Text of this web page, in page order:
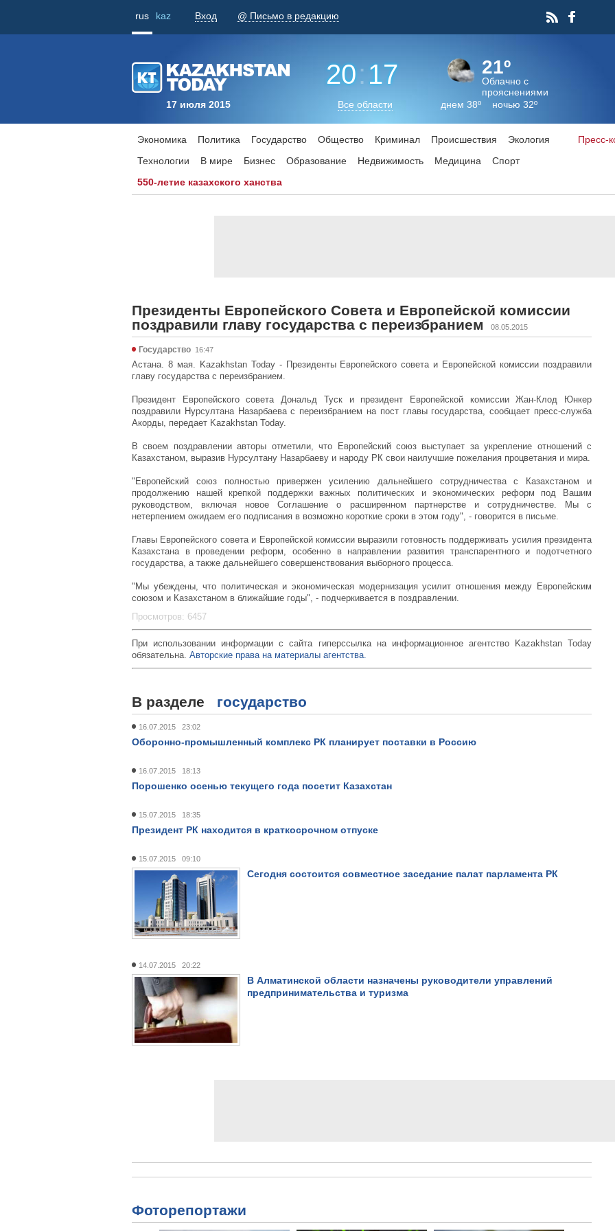
rus kaz Вход @ Письмо в редакцию
17 июля 2015
20: 17
Все области
21º
Облачно с
прояснениями
днем 38º ночью 32º
Экономика Политика Государство Общество Криминал Происшествия
Экология
Технологии
В мире Бизнес Образование Недвижимость Медицина
Спорт
550-летие казахского ханства
Пресс-
Президенты Европейского Совета и Европейской комиссии
поздравили главу государства с переизбранием
08.05.2015
Государство 16:47
Астана. 8 мая. Kazakhstan Today - Президенты Европейского совета и Европейской комиссии поздравили
главу государства с переизбранием.
Президент Европейского совета Дональд Туск и президент Европейской комиссии Жан-Клод Юнкер
поздравили Нурсултана Назарбаева с переизбранием на пост главы государства, сообщает пресс-служба
Акорды, передает Kazakhstan Today.
В своем поздравлении авторы отметили, что Европейский союз выступает за укрепление отношений с
Казахстаном, выразив Нурсултану Назарбаеву и народу РК свои наилучшие пожелания процветания и мира.
"Европейский союз полностью привержен усилению дальнейшего сотрудничества с Казахстаном и
продолжению нашей крепкой поддержки важных политических и экономических реформ под Вашим
руководством, включая новое Соглашение о расширенном партнерстве и сотрудничестве. Мы с
нетерпением ожидаем его подписания в возможно короткие сроки в этом году", - говорится в письме.
Главы Европейского совета и Европейской комиссии выразили готовность поддерживать усилия президента
Казахстана в проведении реформ, особенно в направлении развития транспарентного и подотчетного
государства, а также дальнейшего совершенствования выборного процесса.
"Мы убеждены, что политическая и экономическая модернизация усилит отношения между Европейским
союзом и Казахстаном в ближайшие годы", - подчеркивается в поздравлении.
Просмотров: 6457
При использовании информации с сайта гиперссылка на информационное агентство Kazakhstan Today
обязательна. Авторские права на материалы агентства.
В разделе государство
16.07.2015 23:02
Оборонно-промышленный комплекс РК планирует поставки в Россию
16.07.2015 18:13
Порошенко осенью текущего года посетит Казахстан
15.07.2015 18:35
Президент РК находится в краткосрочном отпуске
15.07.2015 09:10
Сегодня состоится совместное заседание палат парламента РК
14.07.2015 20:22
В Алматинской области назначены руководители управлений
предпринимательства и туризма
Фоторепортажи